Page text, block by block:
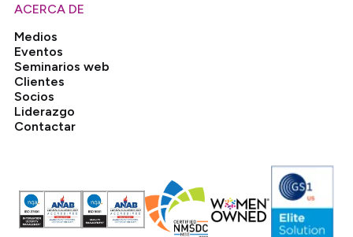
ACERCA DE
Medios
Eventos
Seminarios web
Clientes
Socios
Liderazgo
Contactar